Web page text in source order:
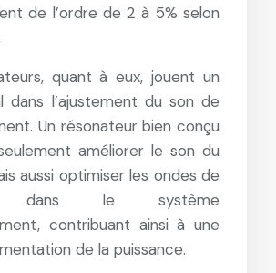
de l’ordre de 2 à 5% selon
quant à eux, jouent un
dans l’ajustement du son de
Un résonateur bien conçu
améliorer le son du
aussi optimiser les ondes de
dans le système
contribuant ainsi à une
de la puissance.